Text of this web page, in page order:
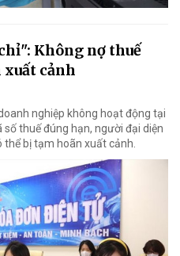
Không nợ thuế
xuất cảnh
nghiệp không hoạt động tại
thuế đúng hạn, người đại diện
bị tạm hoãn xuất cảnh.